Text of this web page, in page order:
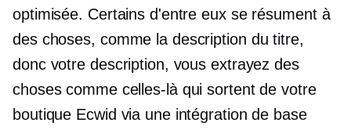
optimisée. Certains d'entre eux se résument à
des choses, comme la description du titre,
donc votre description, vous extrayez des
choses comme celles-là qui sortent de votre
boutique Ecwid via une intégration de base